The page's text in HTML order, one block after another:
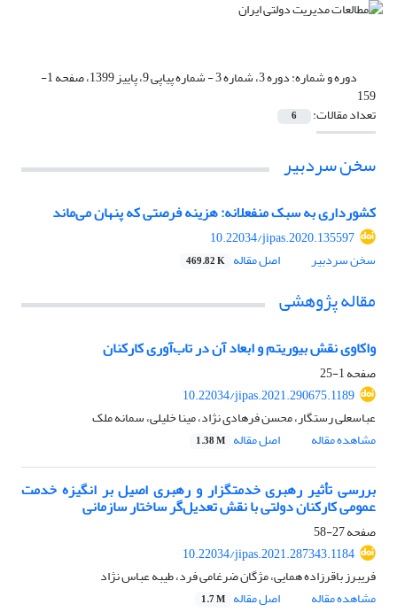
دوره و شماره: دوره 3، شماره 3 - شماره پیاپی 9، پاییز 1399، صفحه 1-
159
تعداد مقالات: 6
سخن سردبیر
کشورداری به سبک منفعلانه: هزینه فرصتی که پنهان می‌ماند
10.22034/jipas.2020.135597
سخن سردبیر
اصل مقاله 469.82 K
مقاله پژوهشی
واکاوی نقش بیوریتم و ابعاد آن در تاب‌آوری کارکنان
صفحه1-25
10.22034/jipas.2021.290675.1189
عباسعلی رستگار، محسن فرهادی نژاد، مینا خلیلی، سمانه ملک
مشاهده مقاله
اصل مقاله 1.38 M
بررسی تأثیر رهبری خدمتگزار و رهبری اصیل بر انگیزه خدمت
عمومی کارکنان دولتی با نقش تعدیل‌گر ساختار سازمانی
صفحه27-58
10.22034/jipas.2021.287343.1184
فریبرز باقرزاده همایی، مژگان ضرغامی فرد، طیبه عباس نژاد
مشاهده مقاله
اصل مقاله 1.7 M